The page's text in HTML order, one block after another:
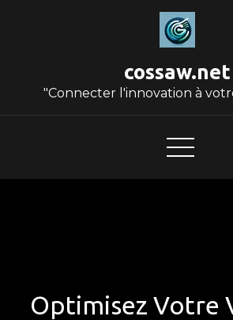
cossaw.net
"Connecter l'innovation à
Optimisez Votre